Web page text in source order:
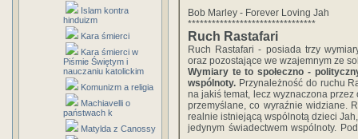
Islam kontra
hinduizm
Kara śmierci
Kara śmierci w
Piśmie Świętym i
nauczaniu katolickim
Komunizm a religia
Machiavelli o
państwach k
Matylda z Canossy
Bob Marley - Forever Loving Jah
********************************
Ruch Rastafari
Ruch Rastafari - posiada trzy
oraz pozostające we wzajemnym ze
Wymiary te to społeczno -
wspólnoty. Przynależność do ruchu
na jakiś temat, lecz wyznaczona
przemyślane, co wyraźnie widziane.
realnie istniejącą wspólnotą dzieci
jedynym świadectwem wspólnoty.